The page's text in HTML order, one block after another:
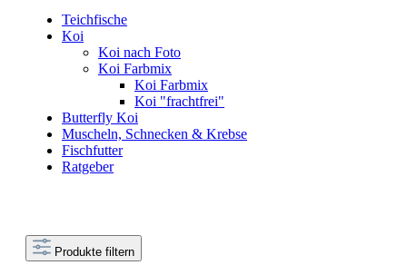
Teichfische
Koi
Koi nach Foto
Koi Farbmix
Koi Farbmix
Koi "frachtfrei"
Butterfly Koi
Muscheln, Schnecken & Krebse
Fischfutter
Ratgeber
Produkte filtern